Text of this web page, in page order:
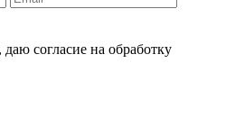
согласие на обработку